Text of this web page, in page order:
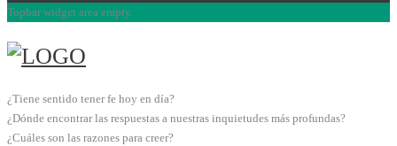
Topbar widget area empty.
¿Tiene sentido tener fe hoy en día?
¿Dónde encontrar las respuestas a nuestras inquietudes más profundas?
¿Cuáles son las razones para creer?